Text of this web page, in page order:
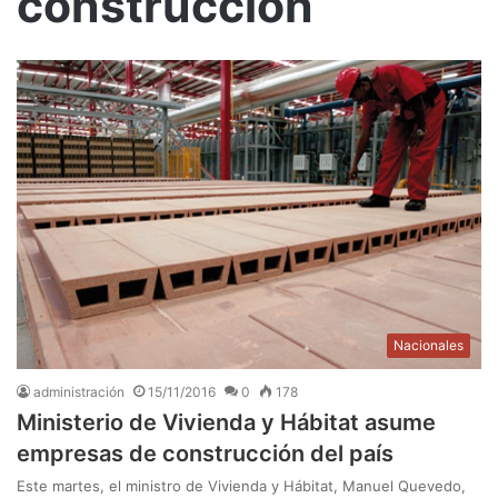
Nacionales
administración 15/11/2016 0 178
Ministerio de Vivienda y Hábitat asume
empresas de construcción del país
Este martes, el ministro de Vivienda y Hábitat, Manuel Quevedo,